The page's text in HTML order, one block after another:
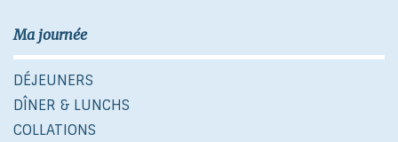
Ma journée
DÉJEUNERS
DÎNER & LUNCHS
COLLATIONS